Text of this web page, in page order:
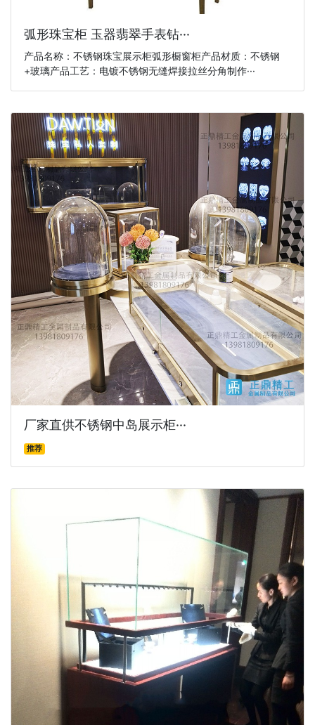
弧形珠宝柜 玉器翡翠手表钻···
产品名称：不锈钢珠宝展示柜弧形橱窗柜产品材质：不锈钢
+玻璃产品工艺：电镀不锈钢无缝焊接拉丝分角制作···
厂家直供不锈钢中岛展示柜···
推荐